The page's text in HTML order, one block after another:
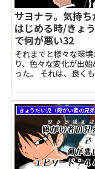
サヨナラ。気持
はじめる時/きょ
で何が悪い32
それまでと様々な環
り、色々な変化が出
った。 それは、良く